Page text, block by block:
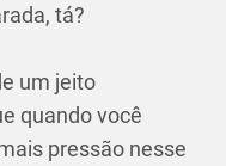
tá?
um jeito
quando você
pressão nesse